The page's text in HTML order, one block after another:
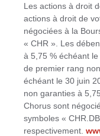
Les actions à droit
actions à droit de
négociées à la
« CHR ». Les
à 5,75 % échéant
de premier rang
échéant le 30 juin
non garanties à
Chorus sont
symboles «
respectivement.